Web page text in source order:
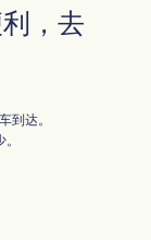
，去
到达。